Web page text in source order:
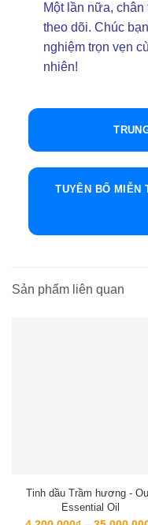
Một lần nữa,
theo dõi. Chúc
nghiệm trọn vẹn
nhiên!
TUYÊN BỐ MIỄN
Sản phẩm liên quan
Tinh dầu Trầm hương -
Essential Oil